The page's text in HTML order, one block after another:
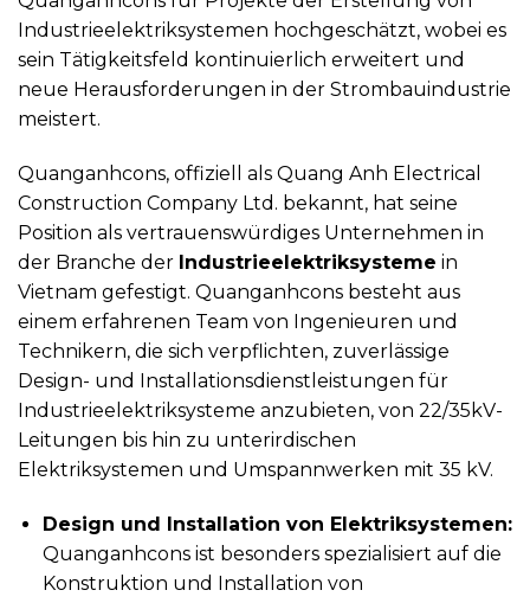
Industrieelektriksystemen hochgeschätzt, wobei es
sein Tätigkeitsfeld kontinuierlich erweitert und
neue Herausforderungen in der Strombauindustrie
meistert.
Quanganhcons, offiziell als Quang Anh Electrical
Construction Company Ltd. bekannt, hat seine
Position als vertrauenswürdiges Unternehmen in
der Branche der Industrieelektriksysteme in
Vietnam gefestigt. Quanganhcons besteht aus
einem erfahrenen Team von Ingenieuren und
Technikern, die sich verpflichten, zuverlässige
Design- und Installationsdienstleistungen für
Industrieelektriksysteme anzubieten, von 22/35kV-
Leitungen bis hin zu unterirdischen
Elektriksystemen und Umspannwerken mit 35 kV.
Design und Installation von Elektriksystemen:
Quanganhcons ist besonders spezialisiert auf die
Konstruktion und Installation von